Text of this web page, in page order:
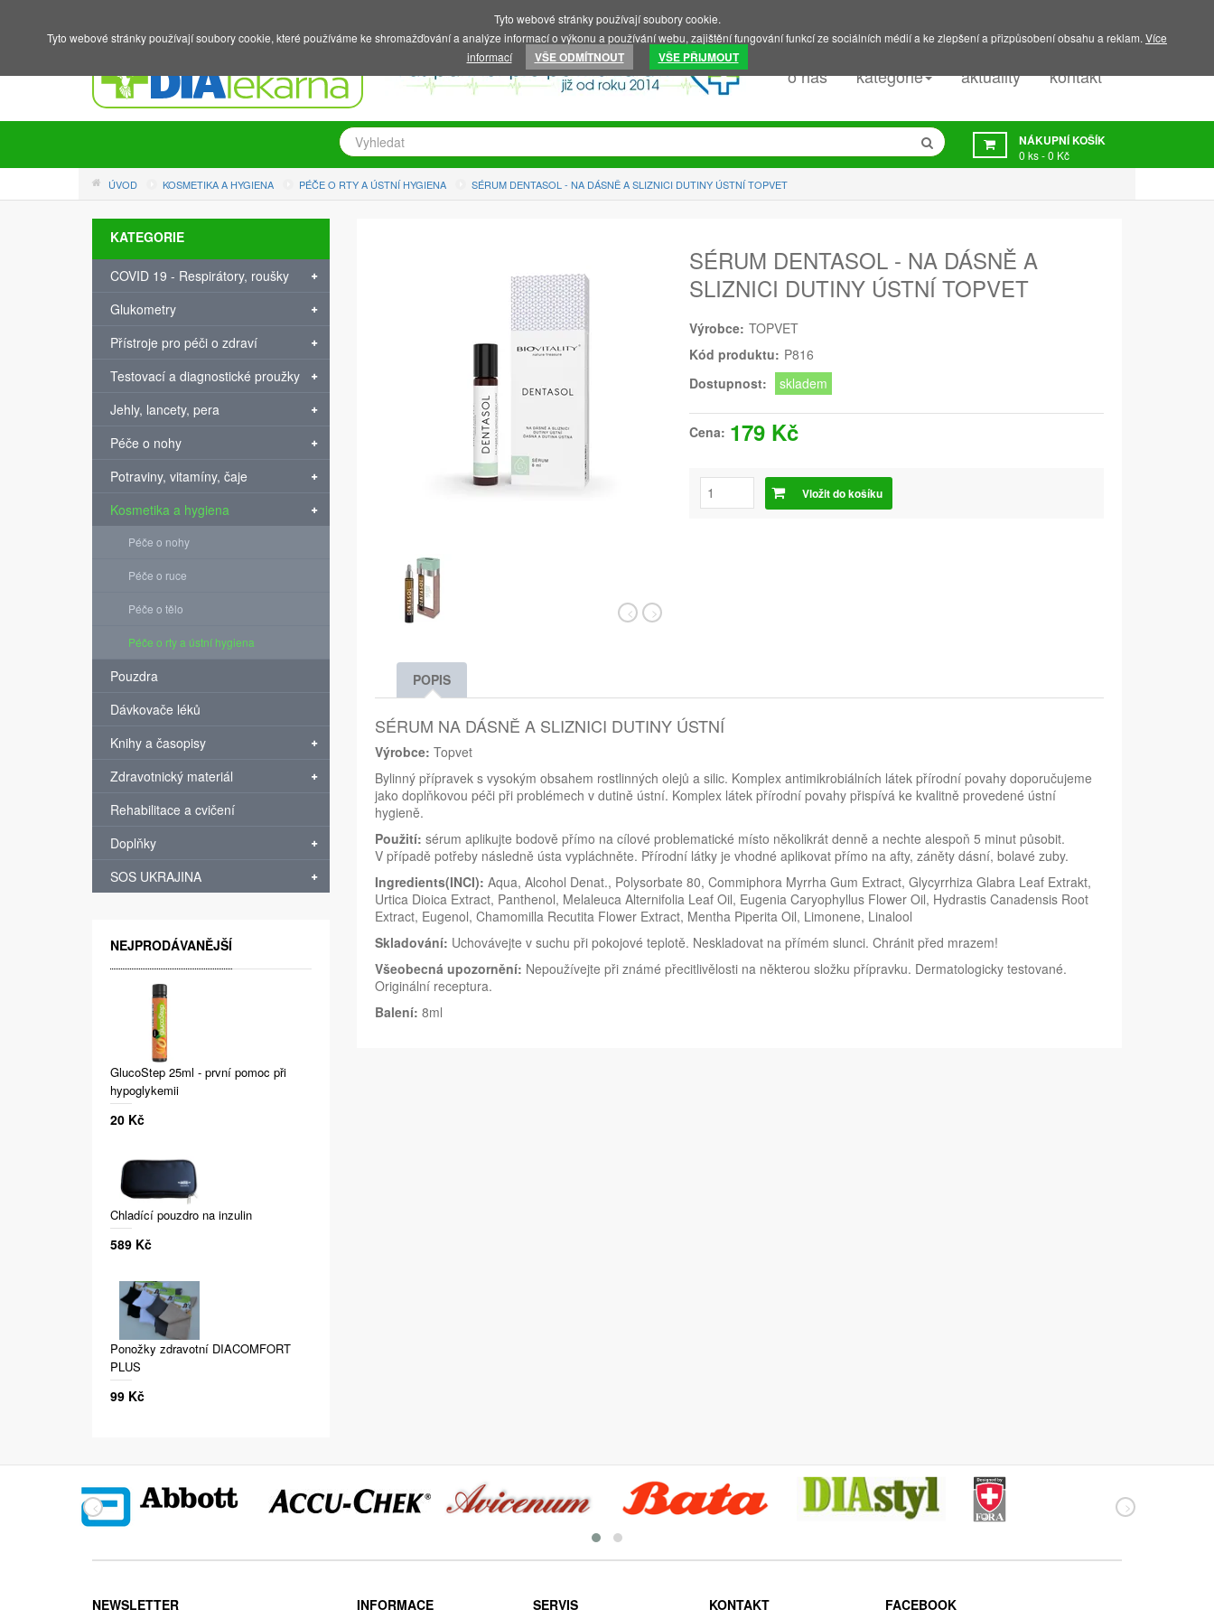
o nás kategorie aktuality kontakt
NÁKUPNÍ KOŠÍK
0 ks -0 Kč
ÚVOD KOSMETIKA A HYGIENA PÉČE O RTY A ÚSTNÍ HYGIENA SÉRUM DENTASOL - NA DÁSNĚ A SLIZNICI DUTINY ÚSTNÍ TOPVET
SÉRUM DENTASOL - NA DÁSNĚ A
SLIZNICI DUTINY ÚSTNÍ TOPVET
Výrobce: TOPVET
Kód produktu: P816
Dostupnost:
skladem
Cena: 179 Kč
Vložit do košíku
POPIS
SÉRUM NA DÁSNĚ A SLIZNICI DUTINY ÚSTNÍ
Výrobce: Topvet
Bylinný přípravek s vysokým obsahem rostlinných olejů a silic. Komplex antimikrobiálních látek přírodní povahy doporučujeme
jako doplňkovou péči při problémech v dutině ústní. Komplex látek přírodní povahy přispívá ke kvalitně provedené ústní
hygieně.
Použití: sérum aplikujte bodově přímo na cílové problematické místo několikrát denně a nechte alespoň 5 minut působit.
V případě potřeby následně ústa vypláchněte. Přírodní látky je vhodné aplikovat přímo na afty, záněty dásní, bolavé zuby.
Ingredients(INCI): Aqua, Alcohol Denat., Polysorbate 80, Commiphora Myrrha Gum Extract, Glycyrrhiza Glabra Leaf Extrakt,
Urtica Dioica Extract, Panthenol, Melaleuca Alternifolia Leaf Oil, Eugenia Caryophyllus Flower Oil, Hydrastis Canadensis Root
Extract, Eugenol, Chamomilla Recutita Flower Extract, Mentha Piperita Oil, Limonene, Linalool
Skladování: Uchovávejte v suchu při pokojové teplotě. Neskladovat na přímém slunci. Chránit před mrazem!
Všeobecná upozornění: Nepoužívejte při známé přecitlivělosti na některou složku přípravku. Dermatologicky testované.
Originální receptura.
Balení: 8ml
KATEGORIE
COVID 19 - Respirátory, roušky
Glukometry
Přístroje pro péči o zdraví
Testovací a diagnostické proužky
Jehly, lancety, pera
Péče o nohy
Potraviny, vitamíny, čaje
Kosmetika a hygiena
Péče o nohy
Péče o ruce
Péče o tělo
Péče o rty a ústní hygiena
Pouzdra
Dávkovače léků
Knihy a časopisy
Zdravotnický materiál
Rehabilitace a cvičení
Doplňky
SOS UKRAJINA
NEJPRODÁVANĚJŠÍ
GlucoStep 25ml - první pomoc při
hypoglykemii
20 Kč
Chladící pouzdro na inzulin
589 Kč
Ponožky zdravotní DIACOMFORT
PLUS
99 Kč
NEWSLETTER INFORMACE SERVIS KONTAKT FACEBOOK
Tyto webové stránky používají soubory cookie.
Tyto webové stránky používají soubory cookie, které používáme ke shromažďování a analýze informací o výkonu a používání webu, zajištění fungování funkcí ze sociálních médií a ke zlepšení a přizpůsobení obsahu a reklam. Více
informací
VŠE ODMÍTNOUT VŠE PŘIJMOUT